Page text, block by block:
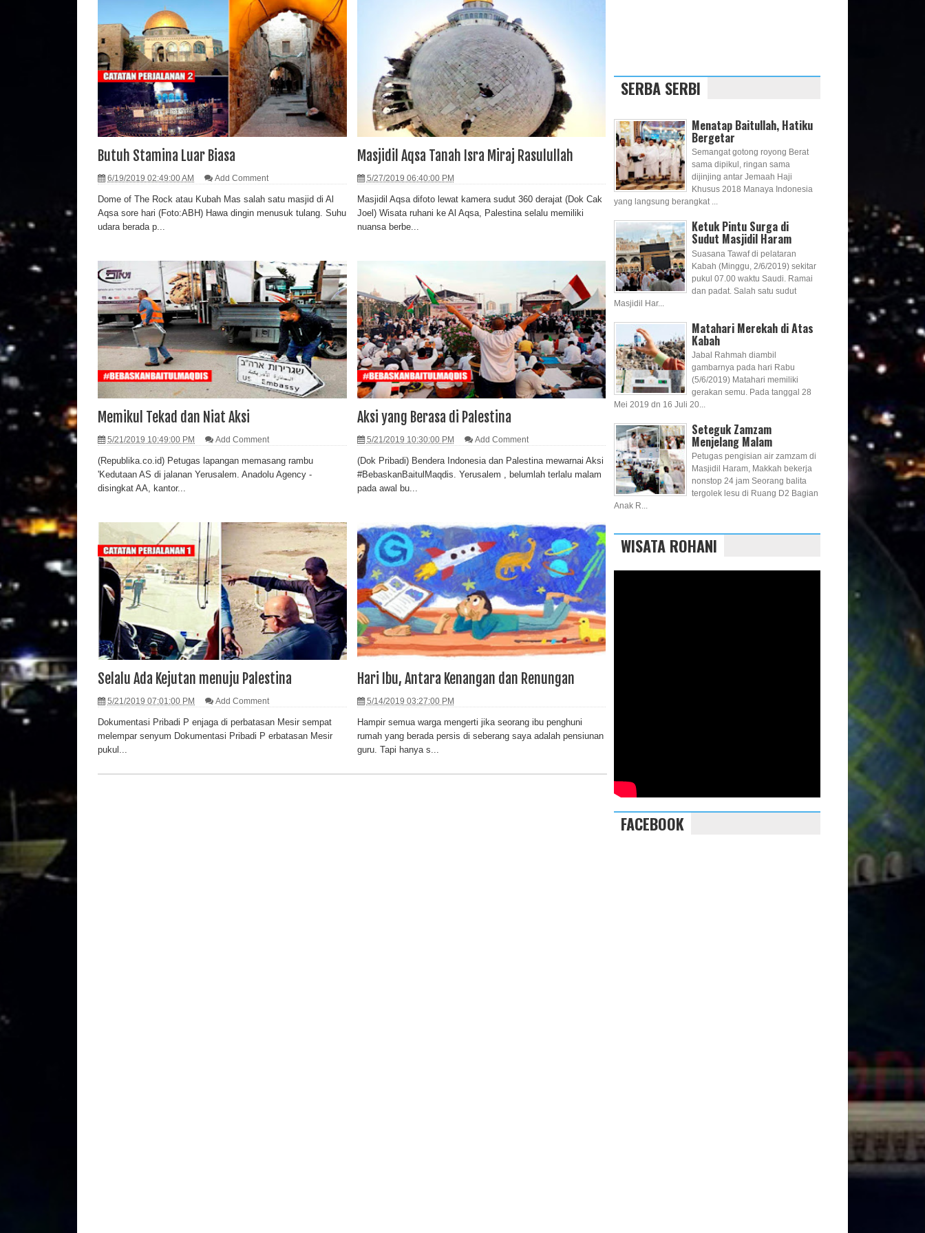
Butuh Stamina Luar Biasa
6/19/2019 02:49:00 AM Add Comment
Dome of The Rock atau Kubah Mas salah satu masjid di Al
Aqsa sore hari (Foto:ABH) Hawa dingin menusuk tulang. Suhu
udara berada p...
Masjidil Aqsa Tanah Isra Miraj Rasulullah
5/27/2019 06:40:00 PM
Masjidil Aqsa difoto lewat kamera sudut 360 derajat (Dok Cak
Joel) Wisata ruhani ke Al Aqsa, Palestina selalu memiliki
nuansa berbe...
Memikul Tekad dan Niat Aksi
5/21/2019 10:49:00 PM Add Comment
(Republika.co.id) Petugas lapangan memasang rambu
'Kedutaan AS di jalanan Yerusalem. Anadolu Agency -
disingkat AA, kantor...
Aksi yang Berasa di Palestina
5/21/2019 10:30:00 PM Add Comment
(Dok Pribadi) Bendera Indonesia dan Palestina mewarnai Aksi
#BebaskanBaitulMaqdis. Yerusalem , belumlah terlalu malam
pada awal bu...
Selalu Ada Kejutan menuju Palestina
5/21/2019 07:01:00 PM Add Comment
Dokumentasi Pribadi P enjaga di perbatasan Mesir sempat
melempar senyum Dokumentasi Pribadi P erbatasan Mesir
pukul...
Hari Ibu, Antara Kenangan dan Renungan
5/14/2019 03:27:00 PM
Hampir semua warga mengerti jika seorang ibu penghuni
rumah yang berada persis di seberang saya adalah pensiunan
guru. Tapi hanya s...
SERBA SERBI
Menatap Baitullah, Hatiku
Bergetar
Semangat gotong royong Berat
sama dipikul, ringan sama
dijinjing antar Jemaah Haji
Khusus 2018 Manaya Indonesia
yang langsung berangkat ...
Ketuk Pintu Surga di
Sudut Masjidil Haram
Suasana Tawaf di pelataran
Kabah (Minggu, 2/6/2019) sekitar
pukul 07.00 waktu Saudi. Ramai
dan padat. Salah satu sudut
Masjidil Har...
Matahari Merekah di Atas
Kabah
Jabal Rahmah diambil
gambarnya pada hari Rabu
(5/6/2019) Matahari memiliki
gerakan semu. Pada tanggal 28
Mei 2019 dn 16 Juli 20...
Seteguk Zamzam
Menjelang Malam
Petugas pengisian air zamzam di
Masjidil Haram, Makkah bekerja
nonstop 24 jam Seorang balita
tergolek lesu di Ruang D2 Bagian
Anak R...
WISATA ROHANI
FACEBOOK